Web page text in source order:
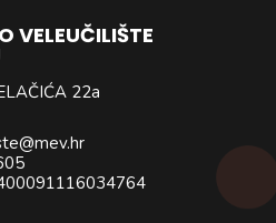
Čakovcu
VELEUČILIŠTE
22a